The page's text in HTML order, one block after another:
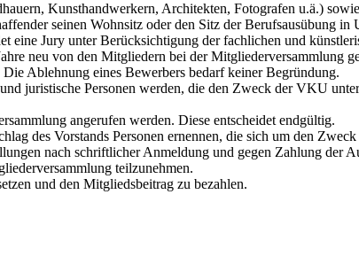
Kunsthandwerkern, Architekten, Fotografen u.ä.)
seinen Wohnsitz oder den Sitz der Berufsausübung
eine Jury unter Berücksichtigung der fachlichen und
neu von den Mitgliedern bei der Mitgliederversammlung
Ablehnung eines Bewerbers bedarf keiner Begründung.
juristische Personen werden, die den Zweck der VKU
angerufen werden. Diese entscheidet endgültig.
des Vorstands Personen ernennen, die sich um den
nach schriftlicher Anmeldung und gegen Zahlung der
teilzunehmen.
und den Mitgliedsbeitrag zu bezahlen.